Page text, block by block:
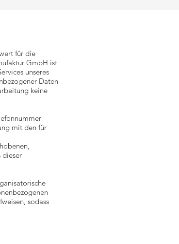
für die
GmbH ist
unseres
Daten
keine
mit den für
dieser
sodass